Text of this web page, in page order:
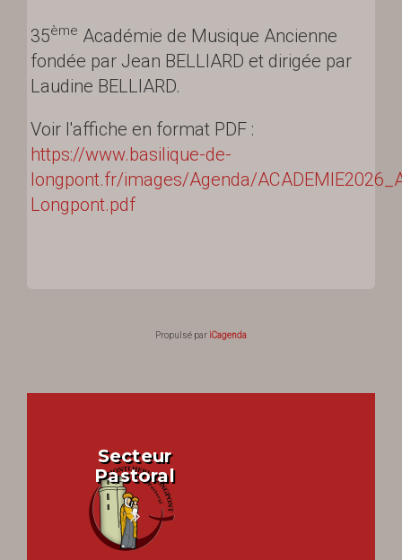
35ème Académie de Musique Ancienne
fondée par Jean BELLIARD et dirigée par
Laudine BELLIARD.
Voir l'affiche en format PDF :
https://www.basilique-de-
longpont.fr/images/Agenda/
Longpont.pdf
Propulsé par iCagenda
Secteur
Pastoral